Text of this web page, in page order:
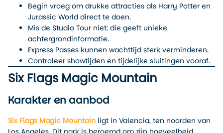
Begin vroeg om drukke attracties als Harry Potter en
Jurassic World direct te doen.
Mis de Studio Tour niet: die geeft unieke
achtergrondinformatie.
Express Passes kunnen wachttijd sterk verminderen.
Controleer showtijden en tijdelijke sluitingen vooraf.
Six Flags Magic Mountain
Karakter en aanbod
Six Flags Magic Mountain ligt in Valencia, ten noorden van